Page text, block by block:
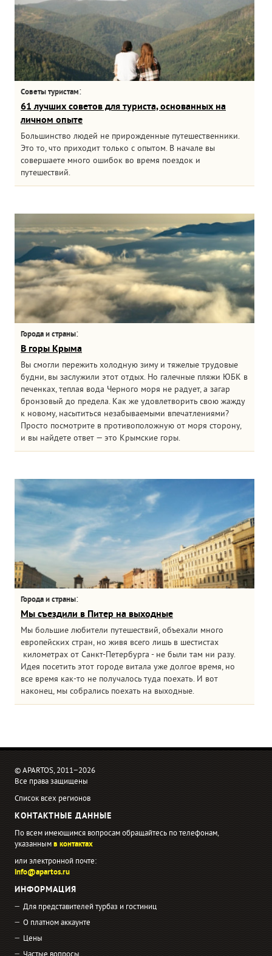
Советы туристам:
61 лучших советов для туриста, основанных на
личном опыте
Большинство людей не прирожденные путешественники.
Это то, что приходит только с опытом. В начале вы
совершаете много ошибок во время поездок и
путешествий.
Города и страны:
В горы Крыма
Вы смогли пережить холодную зиму и тяжелые трудовые
будни, вы заслужили этот отдых. Но галечные пляжи ЮБК в
печенках, теплая вода Черного моря не радует, а загар
бронзовый до предела. Как же удовлетворить свою жажду
к новому, насытиться незабываемыми впечатлениями?
Просто посмотрите в противоположную от моря сторону,
и вы найдете ответ — это Крымские горы.
Города и страны:
Мы съездили в Питер на выходные
Мы большие любители путешествий, объехали много
европейских стран, но живя всего лишь в шестистах
километрах от Санкт-Петербурга - не были там ни разу.
Идея посетить этот городе витала уже долгое время, но
все время как-то не получалось туда поехать. И вот
наконец, мы собрались поехать на выходные.
© APARTOS, 2011−2026
Все права защищены
Список всех регионов
КОНТАКТНЫЕ ДАННЫЕ
По всем имеющимся вопросам обращайтесь по телефонам,
указаннымв контактах
или электронной почте:
info@apartos.ru
ИНФОРМАЦИЯ
Для представителей турбаз и гостиниц
О платном аккаунте
Цены